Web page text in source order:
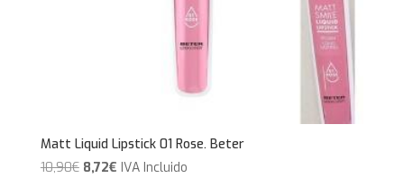
Matt Liquid Lipstick 01 Rose. Beter
10,90€ El
8,72€ElIVA Incluido